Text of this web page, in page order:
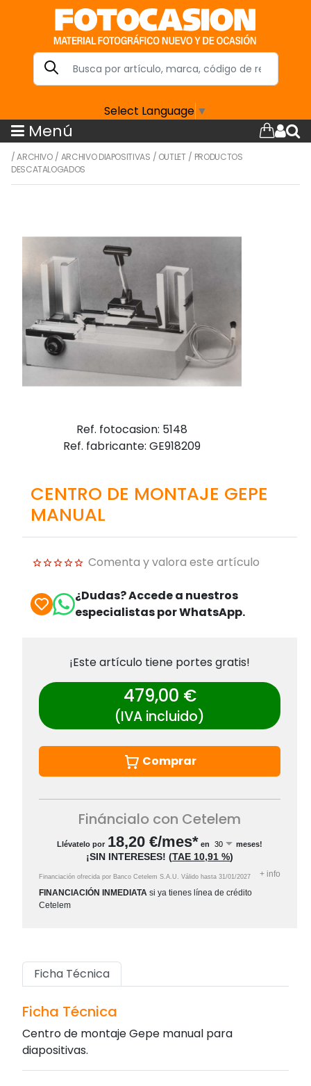
Select Language ▼
Menú
/ARCHIVO/ ARCHIVO DIAPOSITIVAS / OUTLET/ PRODUCTOS
DESCATALOGADOS
Ref. fotocasion: 5148
Ref. fabricante: GE918209
CENTRO DE MONTAJE GEPE
MANUAL
Comenta y valora este artículo
¿Dudas? Accede a nuestros
especialistas por WhatsApp.
¡Este artículo tiene portes gratis!
479,00 €
(IVA incluido)
Comprar
Fináncialo con Cetelem
Llévatelo por 18,20 €/mes* en meses!
¡SIN INTERESES! (TAE 10,91 %)
Financiación ofrecida por Banco Cetelem S.A.U. Válido hasta 31/01/2027 + info
FINANCIACIÓN INMEDIATA si ya tienes línea de crédito
Cetelem
Ficha Técnica
Ficha Técnica
Centro de montaje Gepe manual para
diapositivas.